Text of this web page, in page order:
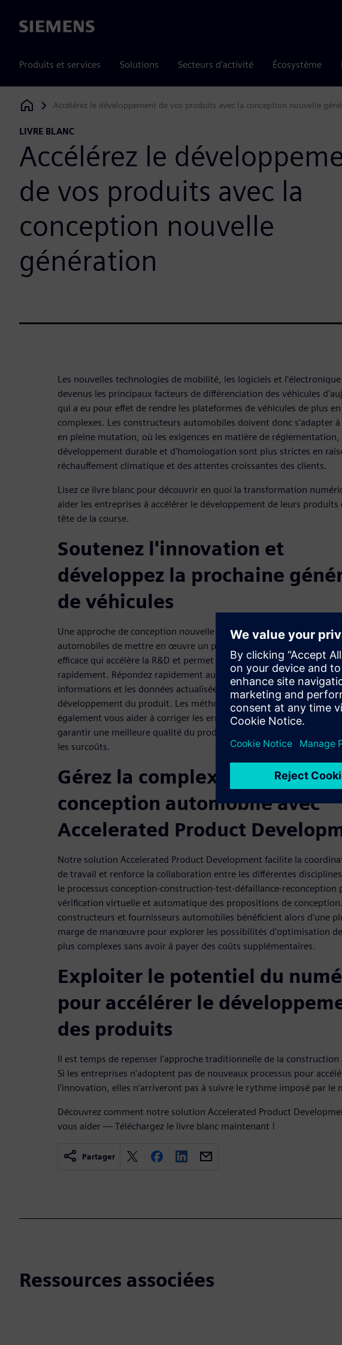
Siemens
Produits et services Solutions Secteurs d'activité Écosystème
Siemens Digital Industries Software
Accélérez le développement de vos produits avec la conception nouvelle
LIVRE BLANC
Accélérez le
de vos produits avec la
conception nouvelle
génération
Les nouvelles technologies de mobilité, les logiciels et
devenus les principaux facteurs de différenciation des véhicules
qui a eu pour effet de rendre les plateformes de véhicules de plus
complexes. Les constructeurs automobiles doivent donc s'adapter
en pleine mutation, où les exigences en matière de réglementation,
développement durable et d'homologation sont plus strictes en
réchauffement climatique et des attentes croissantes des clients.
Lisez ce livre blanc pour découvrir en quoi la transformation
aider les entreprises à accélérer le développement de leurs produits
tête de la course.
Soutenez l'innovation et
développez la prochaine
de véhicules
Une approche de conception nouvelle génération permet aux
automobiles de mettre en œuvre un processus de développement
efficace qui accélère la R&D et permet de lancer de nouveaux
rapidement. Répondez rapidement aux exigences en synchronisant
informations et les données actualisées dans tout l'écosystème de
développement du produit. Les méthodologies de validation
également vous aider à corriger les erreurs de conception très tôt,
garantir une meilleure qualité du produit, de réduire les défaillances
les surcoûts.
Gérez la complexité de la
conception automobile avec
Accelerated Product
Notre solution Accelerated Product Development facilite la
de travail et renforce la collaboration entre les différentes
le processus conception-construction-test-défaillance-reconception
vérification virtuelle et automatique des propositions de
constructeurs et fournisseurs automobiles bénéficient alors d'une
marge de manœuvre pour explorer les possibilités d'optimisation
plus complexes sans avoir à payer des coûts supplémentaires.
Exploiter le potentiel du
pour accélérer le
des produits
Il est temps de repenser l'approche traditionnelle de la
Si les entreprises n'adoptent pas de nouveaux processus pour
l'innovation, elles n'arriveront pas à suivre le rythme imposé par le
Découvrez comment notre solution Accelerated Product
vous aider — Téléchargez le livre blanc maintenant !
Partager
Ressources associées